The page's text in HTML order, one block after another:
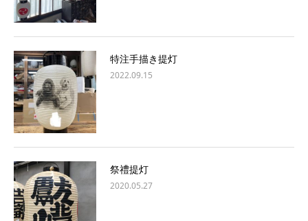
特注手描き提灯
2022.09.15
祭禮提灯
2020.05.27